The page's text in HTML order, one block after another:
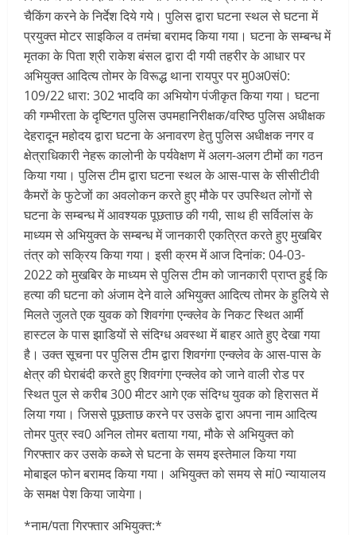
चैकिंग करने के निर्देश दिये गये। पुलिस द्वारा घटना स्थल से घटना में
प्रयुक्त मोटर साइकिल व तमंचा बरामद किया गया। घटना के सम्बन्ध में
मृतका के पिता श्री राकेश बंसल द्वारा दी गयी तहरीर के आधार पर
अभियुक्त आदित्य तोमर के विरूद्ध थाना रायपुर पर मु0अ0सं0:
109/22 धारा: 302 भादवि का अभियोग पंजीकृत किया गया। घटना
की गम्भीरता के दृष्टिगत पुलिस उपमहानिरीक्षक/वरिष्ठ पुलिस अधीक्षक
देहरादून महोदय द्वारा घटना के अनावरण हेतु पुलिस अधीक्षक नगर व
क्षेत्राधिकारी नेहरू कालोनी के पर्यवेक्षण में अलग-अलग टीमों का गठन
किया गया। पुलिस टीम द्वारा घटना स्थल के आस-पास के सीसीटीवी
कैमरों के फुटेजों का अवलोकन करते हुए मौके पर उपस्थित लोगों से
घटना के सम्बन्ध में आवश्यक पूछताछ की गयी, साथ ही सर्विलांस के
माध्यम से अभियुक्त के सम्बन्ध में जानकारी एकत्रित करते हुए मुखबिर
तंत्र को सक्रिय किया गया। इसी क्रम में आज दिनांक: 04-03-
2022 को मुखबिर के माध्यम से पुलिस टीम को जानकारी प्राप्त हुई कि
हत्या की घटना को अंजाम देने वाले अभियुक्त आदित्य तोमर के हुलिये से
मिलते जुलते एक युवक को शिवगंगा एन्क्लेव के निकट स्थित आर्मी
हास्टल के पास झाडियों से संदिग्ध अवस्था में बाहर आते हुए देखा गया
है। उक्त सूचना पर पुलिस टीम द्वारा शिवगंगा एन्क्लेव के आस-पास के
क्षेत्र की घेराबंदी करते हुए शिवगंगा एन्क्लेव को जाने वाली रोड पर
स्थित पुल से करीब 300 मीटर आगे एक संदिग्ध युवक को हिरासत में
लिया गया। जिससे पूछताछ करने पर उसके द्वारा अपना नाम आदित्य
तोमर पुत्र स्व0 अनिल तोमर बताया गया, मौके से अभियुक्त को
गिरफ्तार कर उसके कब्जे से घटना के समय इस्तेमाल किया गया
मोबाइल फोन बरामद किया गया। अभियुक्त को समय से मां0 न्यायालय
के समक्ष पेश किया जायेगा।
*नाम/पता गिरफ्तार अभियुक्त:*